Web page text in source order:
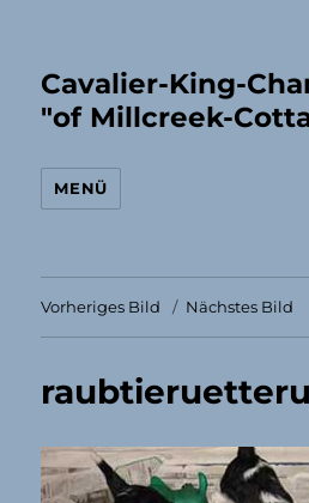
Cavalier-King-
"of Millcreek-
MENÜ
Vorheriges Bild Nächstes Bild